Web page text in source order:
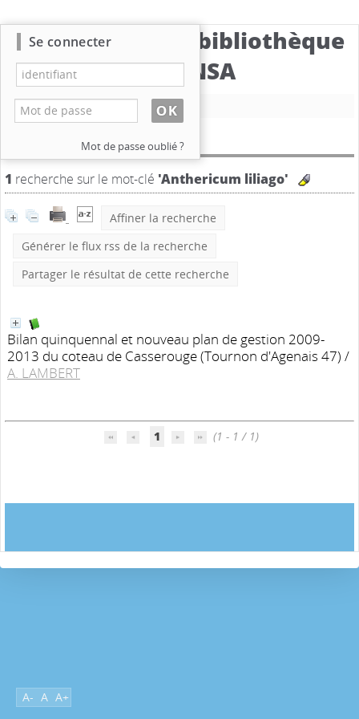
Catalogue de la bibliothèque
du CBNSA
Nouvelle recherche
Résultat de la recherche
1 recherche sur le mot-clé 'Anthericum liliago'
Affiner la recherche
Générer le flux rss de la recherche
Partager le résultat de cette recherche
Bilan quinquennal et nouveau plan de gestion 2009-
2013 du coteau de Casserouge (Tournon d'Agenais 47) /
A. LAMBERT
1 (1 - 1 / 1)
A- A A+
Se connecter
Mot de passe oublié ?